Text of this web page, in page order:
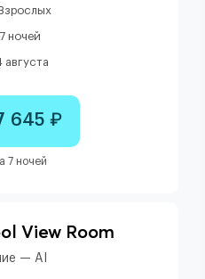
7 ночей
августа
645 ₽
7 ночей
View Room
— AI